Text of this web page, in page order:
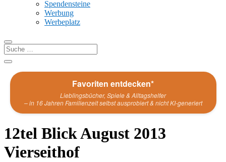
Spendensteine
Werbung
Werbeplatz
Favoriten entdecken*
Lieblingsbücher, Spiele & Alltagshelfer
– in 16 Jahren Familienzeit selbst ausprobiert & nicht KI-generiert
12tel Blick August 2013
Vierseithof